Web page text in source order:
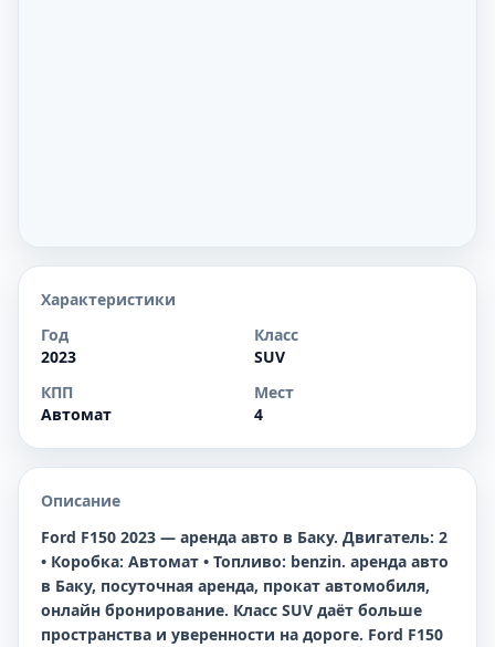
Характеристики
Год
2023
Класс
SUV
КПП
Автомат
Мест
4
Описание
Ford F150 2023 — аренда авто в Баку. Двигатель: 2
• Коробка: Автомат • Топливо: benzin. аренда авто
в Баку, посуточная аренда, прокат автомобиля,
онлайн бронирование. Класс SUV даёт больше
пространства и уверенности на дороге. Ford F150